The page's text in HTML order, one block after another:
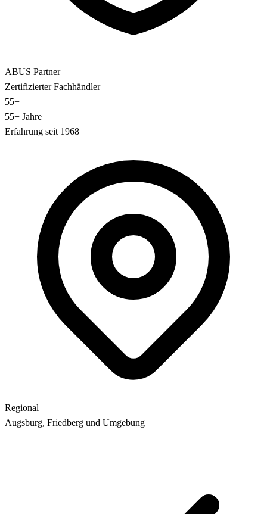
ABUS Partner
Zertifizierter Fachhändler
55+
55+ Jahre
Erfahrung seit 1968
Regional
Augsburg, Friedberg und Umgebung